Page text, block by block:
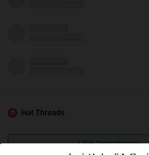
Hot Threads
Lihat Selengkapnya